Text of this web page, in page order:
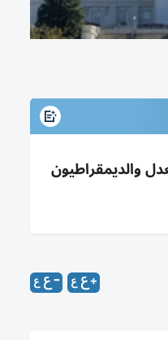
والديمقراطيون